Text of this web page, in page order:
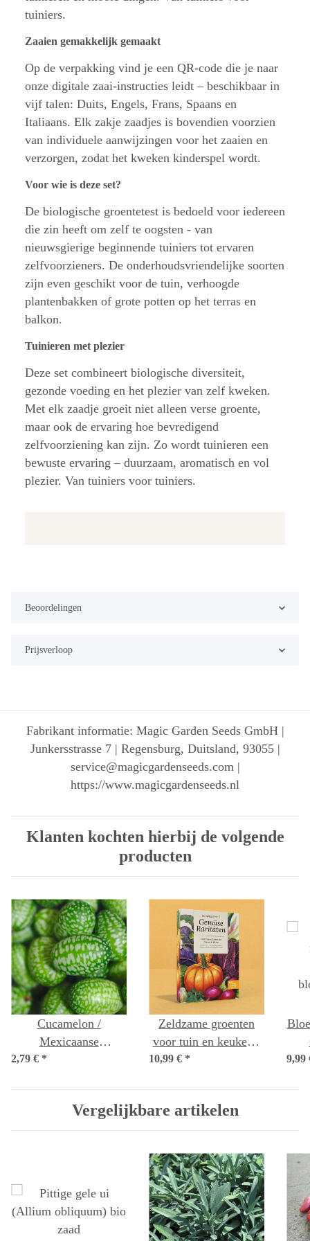
tuiniers.
Zaaien gemakkelijk gemaakt
Op de verpakking vind je een QR-code die je naar
onze digitale zaai-instructies leidt – beschikbaar in
vijf talen: Duits, Engels, Frans, Spaans en
Italiaans. Elk zakje zaadjes is bovendien voorzien
van individuele aanwijzingen voor het zaaien en
verzorgen, zodat het kweken kinderspel wordt.
Voor wie is deze set?
De biologische groentetest is bedoeld voor iedereen
die zin heeft om zelf te oogsten - van
nieuwsgierige beginnende tuiniers tot ervaren
zelfvoorzieners. De onderhoudsvriendelijke soorten
zijn even geschikt voor de tuin, verhoogde
plantenbakken of grote potten op het terras en
balkon.
Tuinieren met plezier
Deze set combineert biologische diversiteit,
gezonde voeding en het plezier van zelf kweken.
Met elk zaadje groeit niet alleen verse groente,
maar ook de ervaring hoe bevredigend
zelfvoorziening kan zijn. Zo wordt tuinieren een
bewuste ervaring – duurzaam, aromatisch en vol
plezier. Van tuiniers voor tuiniers.
Beoordelingen
Prijsverloop
Fabrikant informatie: Magic Garden Seeds GmbH |
Junkersstrasse 7 | Regensburg, Duitsland, 93055 |
service@magicgardenseeds.com |
https://www.magicgardenseeds.nl
Klanten kochten hierbij de volgende
producten
Cucamelon /
Mexicaanse
minikomkommer
2,79 € *
Zeldzame groenten
voor tuin en keuken -
zaad set nr. 7
10,99 € * 9,99
Vergelijkbare artikelen